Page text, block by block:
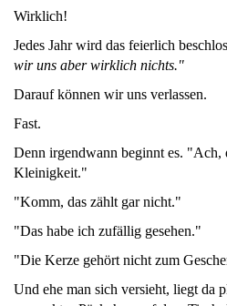
Wirklich!
Jedes Jahr wird das feierlich
wir uns aber wirklich nichts."
Darauf können wir uns verlassen.
Fast.
Denn irgendwann beginnt es. "Ach,
Kleinigkeit."
"Komm, das zählt gar nicht."
"Das habe ich zufällig gesehen."
"Die Kerze gehört nicht zum
Und ehe man sich versieht, liegt da